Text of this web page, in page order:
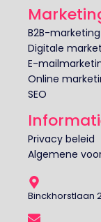
B2B-marketing
Digitale
E-
Online
SEO
Privacy beleid
Algemene
Binckhorstlaan